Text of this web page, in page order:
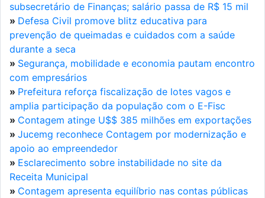
subsecretário de Finanças; salário passa de R$ 15 mil
» Defesa Civil promove blitz educativa para
prevenção de queimadas e cuidados com a saúde
durante a seca
» Segurança, mobilidade e economia pautam encontro
com empresários
» Prefeitura reforça fiscalização de lotes vagos e
amplia participação da população com o E-Fisc
» Contagem atinge U$$ 385 milhões em exportações
» Jucemg reconhece Contagem por modernização e
apoio ao empreendedor
» Esclarecimento sobre instabilidade no site da
Receita Municipal
» Contagem apresenta equilíbrio nas contas públicas